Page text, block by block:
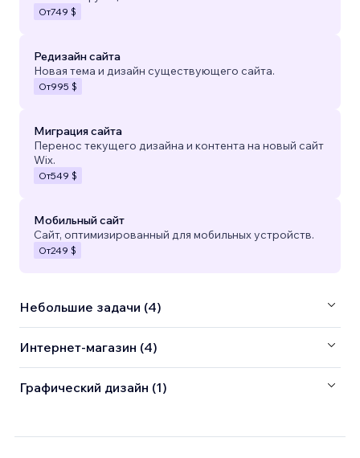
От749 $
Редизайн сайта
Новая тема и дизайн существующего сайта.
От995 $
Миграция сайта
Перенос текущего дизайна и контента на новый сайт
Wix.
От549 $
Мобильный сайт
Сайт, оптимизированный для мобильных устройств.
От249 $
Небольшие задачи (4)
Интернет-магазин (4)
Графический дизайн (1)